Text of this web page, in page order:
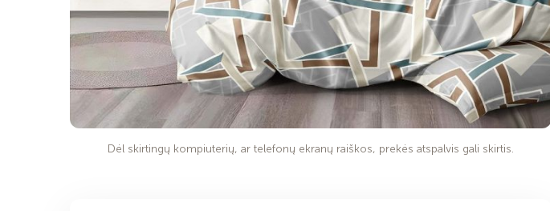
Dėl skirtingų kompiuterių, ar telefonų ekranų raiškos, prekės atspalvis gali skirtis.